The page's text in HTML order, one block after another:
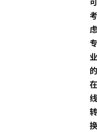
可
考
虑
专
业
的
在
线
转
换